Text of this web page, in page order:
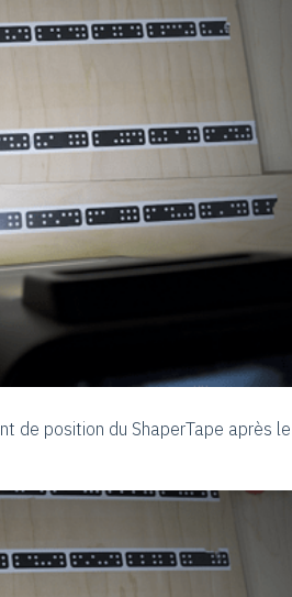
de position du ShaperTape après le